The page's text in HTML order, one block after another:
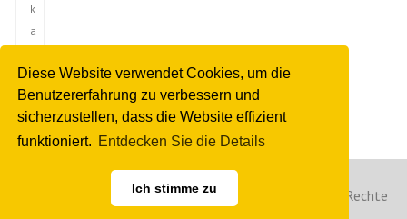
Diese Website verwendet Cookies, um die
Benutzererfahrung zu verbessern und
sicherzustellen, dass die Website effizient
funktioniert. Entdecken Sie die Details
Ich stimme zu
k
a
i
o
n
Copyright © 2023 Deutsche Nachrichtenagentur. Alle Rechte